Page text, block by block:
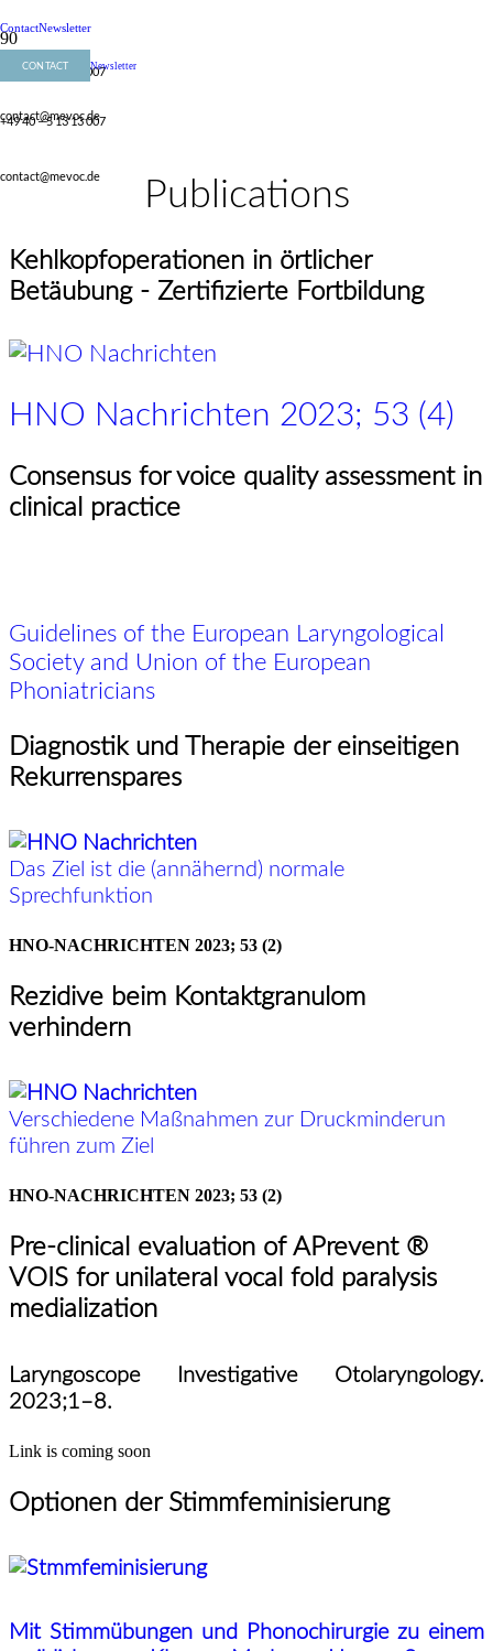
ContactNewsletter
+49 40 – 5 13 13 007
contact@mevoc.de
CONTACT Newsletter
+49 40 – 5 13 13 007
contact@mevoc.de Publications
Kehlkopfoperationen in örtlicher
Betäubung - Zertifizierte Fortbildung
HNO Nachrichten 2023; 53 (4)
Consensus for voice quality assessment in
clinical practice
Guidelines of the European Laryngological
Society and Union of the European
Phoniatricians
Diagnostik und Therapie der einseitigen
Rekurrenspares
Das Ziel ist die (annähernd) normale
Sprechfunktion
HNO-NACHRICHTEN 2023; 53 (2)
Rezidive beim Kontaktgranulom
verhindern
Verschiedene Maßnahmen zur Druckminderun
führen zum Ziel
HNO-NACHRICHTEN 2023; 53 (2)
Pre-clinical evaluation of APrevent ®
VOIS for unilateral vocal fold paralysis
medialization
Laryngoscope Investigative Otolaryngology.
2023;1–8.
Link is coming soon
Optionen der Stimmfeminisierung
Mit Stimmübungen und Phonochirurgie zu einem